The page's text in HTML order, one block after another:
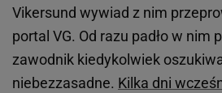
Vikersund wywiad z nim
portal VG. Od razu padło w nim
zawodnik kiedykolwiek
niebezzasadne. Kilka dni